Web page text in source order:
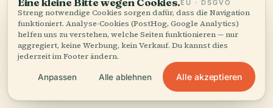
F: Was sind einige nahegelegene Attraktionen?
BOSS E・ZO FUKUOKA, Fukuoka Tower, Momochi
Seaside Park, Ohori Park und das Fukuoka City
Museum.
EU · DSGVO
Streng notwendige Cookies sorgen dafür, dass die Navigation
funktioniert. Analyse-Cookies (PostHog, Google Analytics)
helfen uns zu verstehen, welche Seiten funktionieren — nur
aggregiert, keine Werbung, kein Verkauf. Du kannst dies
jederzeit im Footer ändern.
Anpassen Alle ablehnen Alle akzeptieren